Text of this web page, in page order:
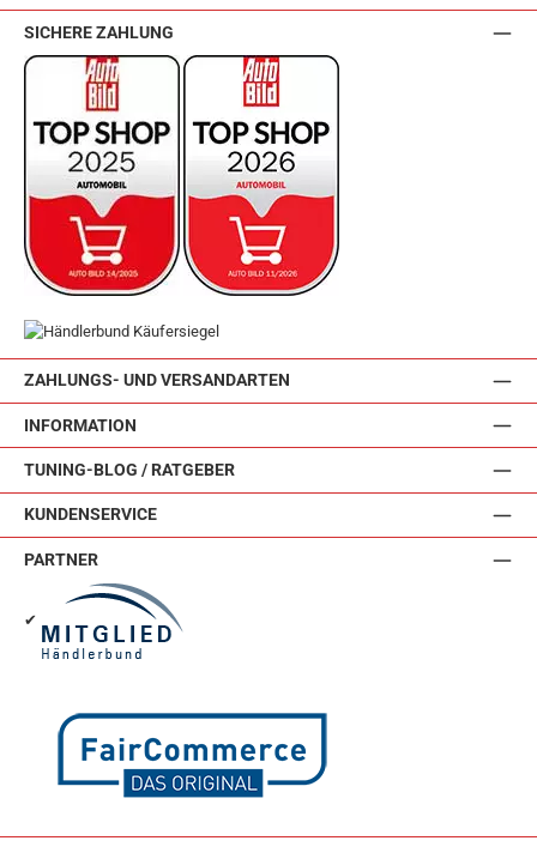
ZAHLUNGS- UND VERSANDARTEN
INFORMATION
TUNING-BLOG / RATGEBER
KUNDENSERVICE
SICHERE ZAHLUNG
PARTNER
✔